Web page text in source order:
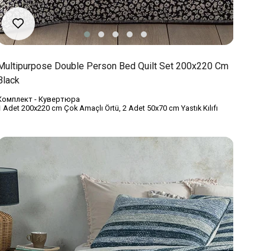
Double Person Bed Quilt Set 200x220 Cm
- Кувертюра
Adet 200x220 cm Çok Amaçlı Örtü, 2 Adet 50x70 cm Yastık Kılıfı